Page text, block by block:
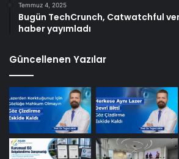
Temmuz 4, 2025
Bugün TechCrunch, Catwatchful
haber yayımladı
Güncellenen Yazılar